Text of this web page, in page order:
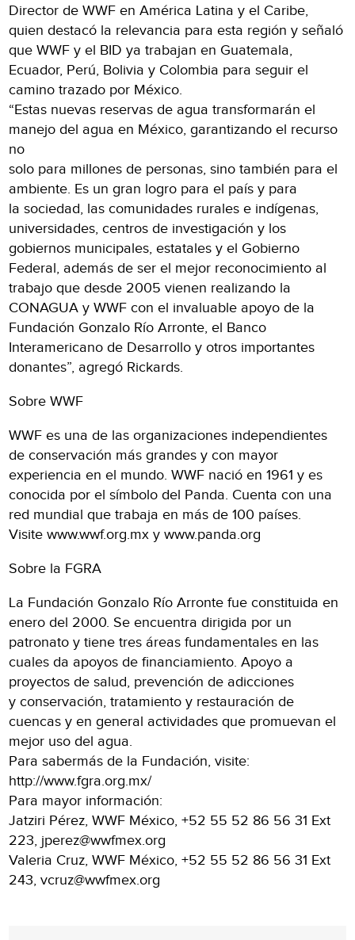
Director de WWF en América Latina y el Caribe,
quien destacó la relevancia para esta región y señaló
que WWF y el BID ya trabajan en Guatemala,
Ecuador, Perú, Bolivia y Colombia para seguir el
camino trazado por México.
“Estas nuevas reservas de agua transformarán el
manejo del agua en México, garantizando el recurso
no
solo para millones de personas, sino también para el
ambiente. Es un gran logro para el país y para
la sociedad, las comunidades rurales e indígenas,
universidades, centros de investigación y los
gobiernos municipales, estatales y el Gobierno
Federal, además de ser el mejor reconocimiento al
trabajo que desde 2005 vienen realizando la
CONAGUA y WWF con el invaluable apoyo de la
Fundación Gonzalo Río Arronte, el Banco
Interamericano de Desarrollo y otros importantes
donantes”, agregó Rickards.
Sobre WWF
WWF es una de las organizaciones independientes
de conservación más grandes y con mayor
experiencia en el mundo. WWF nació en 1961 y es
conocida por el símbolo del Panda. Cuenta con una
red mundial que trabaja en más de 100 países.
Visite www.wwf.org.mx y www.panda.org
Sobre la FGRA
La Fundación Gonzalo Río Arronte fue constituida en
enero del 2000. Se encuentra dirigida por un
patronato y tiene tres áreas fundamentales en las
cuales da apoyos de financiamiento. Apoyo a
proyectos de salud, prevención de adicciones
y conservación, tratamiento y restauración de
cuencas y en general actividades que promuevan el
mejor uso del agua.
Para sabermás de la Fundación, visite:
http://www.fgra.org.mx/
Para mayor información:
Jatziri Pérez, WWF México, +52 55 52 86 56 31 Ext
223, jperez@wwfmex.org
Valeria Cruz, WWF México, +52 55 52 86 56 31 Ext
243, vcruz@wwfmex.org